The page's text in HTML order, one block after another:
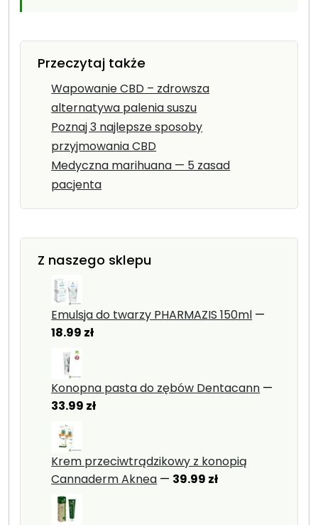
Przeczytaj także
Wapowanie CBD – zdrowsza
alternatywa palenia suszu
Poznaj 3 najlepsze sposoby
przyjmowania CBD
Medyczna marihuana — 5 zasad
pacjenta
Z naszego sklepu
Emulsja do twarzy PHARMAZIS 150ml —
18.99 zł
Konopna pasta do zębów Dentacann —
33.99 zł
Krem przeciwtrądzikowy z konopią
Cannaderm Aknea — 39.99 zł